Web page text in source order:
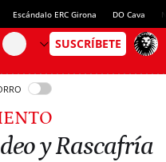
Escándalo ERC Girona DO Cava
y Rascafría